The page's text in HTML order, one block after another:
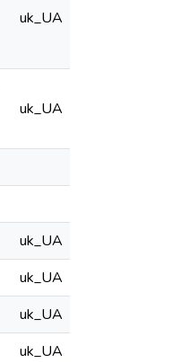
uk_UA
uk_UA
uk_UA
uk_UA
uk_UA
uk_UA